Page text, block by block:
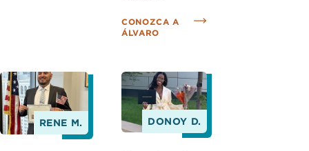
CONOZCA A
ÁLVARO
RENE M. DONOY D.